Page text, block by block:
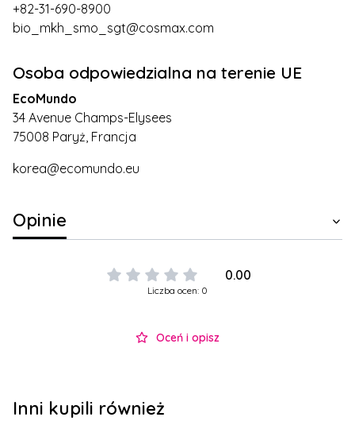
+82-31-690-8900
bio_mkh_smo_sgt@cosmax.com
Osoba odpowiedzialna na terenie UE
EcoMundo
34 Avenue Champs-Elysees
75008 Paryż, Francja
korea@ecomundo.eu
Opinie
0.00
Liczba ocen: 0
Oceń i opisz
Inni kupili również